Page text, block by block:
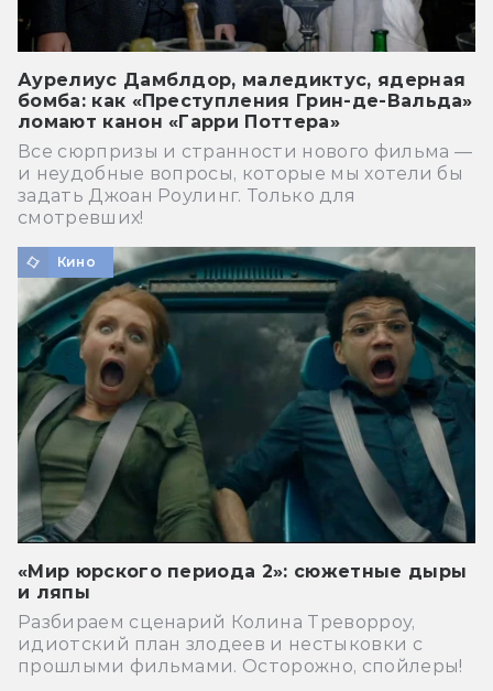
Аурелиус Дамблдор, маледиктус, ядерная
бомба: как «Преступления Грин-де-Вальда»
ломают канон «Гарри Поттера»
Все сюрпризы и странности нового фильма —
и неудобные вопросы, которые мы хотели бы
задать Джоан Роулинг. Только для
смотревших!
Кино
«Мир юрского периода 2»: сюжетные дыры
и ляпы
Разбираем сценарий Колина Треворроу,
идиотский план злодеев и нестыковки с
прошлыми фильмами. Осторожно, спойлеры!